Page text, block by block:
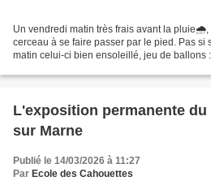
Un vendredi matin très frais avant la pluie🌧️,
cerceau à se faire passer par le pied. Pas si
matin celui-ci bien ensoleillé, jeu de ballons
L'exposition permanente du
sur Marne
Publié le 14/03/2026 à 11:27
Par Ecole des Cahouettes